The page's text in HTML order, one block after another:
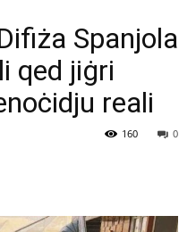
Spanjola
qed jiġri
reali
0
160